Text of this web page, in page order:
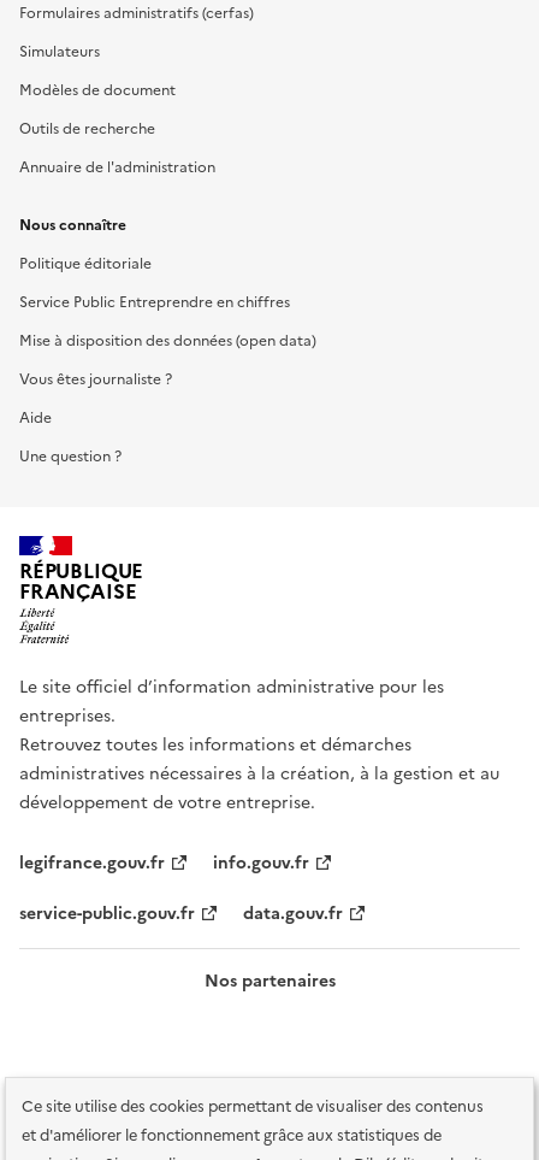
Ce site utilise des cookies permettant de visualiser des contenus
et d'améliorer le fonctionnement grâce aux statistiques de
Formulaires administratifs (cerfas)
Simulateurs
Modèles de document
Outils de recherche
Annuaire de l'administration
Nous connaître
Politique éditoriale
Service Public Entreprendre en chiffres
Mise à disposition des données (open data)
Vous êtes journaliste ?
Aide
Une question ?
RÉPUBLIQUE
FRANÇAISE
Le site officiel d’information administrative pour les
entreprises.
Retrouvez toutes les informations et démarches
administratives nécessaires à la création, à la gestion et au
développement de votre entreprise.
legifrance.gouv.fr
info.gouv.fr
service-public.gouv.fr
data.gouv.fr
Nos partenaires